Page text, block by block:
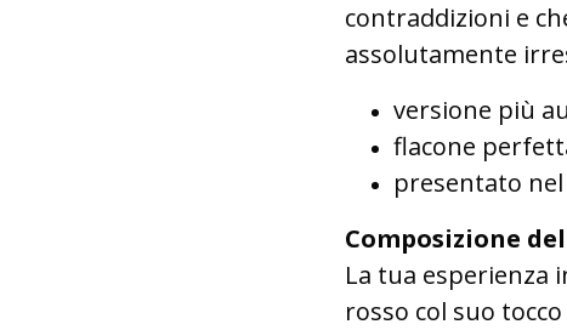
contraddizioni e
assolutamente
versione più
flacone
presentato nel
Composizione
La tua esperienza
rosso col suo